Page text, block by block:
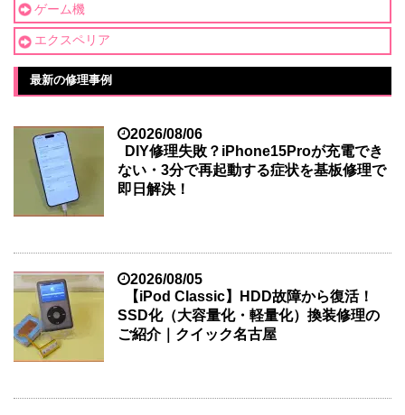
ゲーム機
エクスペリア
最新の修理事例
2026/08/06
DIY修理失敗？iPhone15Proが充電でき
ない・3分で再起動する症状を基板修理で
即日解決！
2026/08/05
【iPod Classic】HDD故障から復活！
SSD化（大容量化・軽量化）換装修理の
ご紹介｜クイック名古屋